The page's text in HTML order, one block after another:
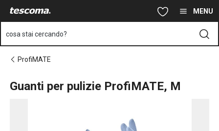
Vai al contenuto principale MENU
cosa stai cercando?
ProfiMATE
Guanti per pulizie ProfiMATE, M